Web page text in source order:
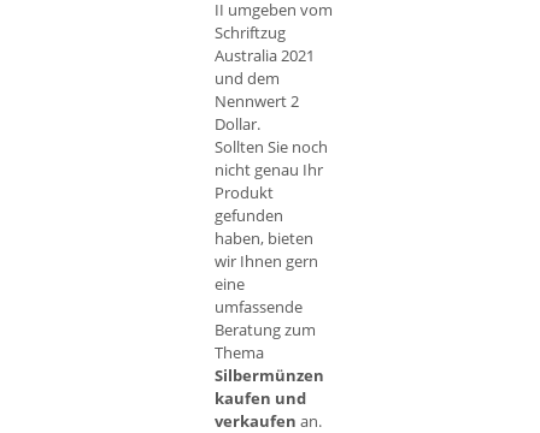
II umgeben vom
Schriftzug
Australia 2021
und dem
Nennwert 2
Dollar.
Sollten Sie noch
nicht genau Ihr
Produkt
gefunden
haben, bieten
wir Ihnen gern
eine
umfassende
Beratung zum
Thema
Silbermünzen
kaufen und
verkaufen an.